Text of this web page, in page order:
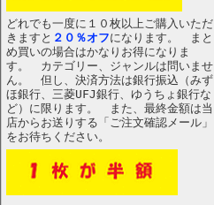
どれでも一度に１０枚以上ご購入いただ
きますと ２０％オフになります。 まと
め買いの場合はかなりお得になりま
す。 カテゴリー、ジャンルは問いませ
ん。 但し、決済方法は銀行振込（みず
ほ銀行、三菱UFJ銀行、ゆうちょ銀行な
ど）に限ります。 また、最終金額は当
店からお送りする「ご注文確認メール」
をお待ちください。